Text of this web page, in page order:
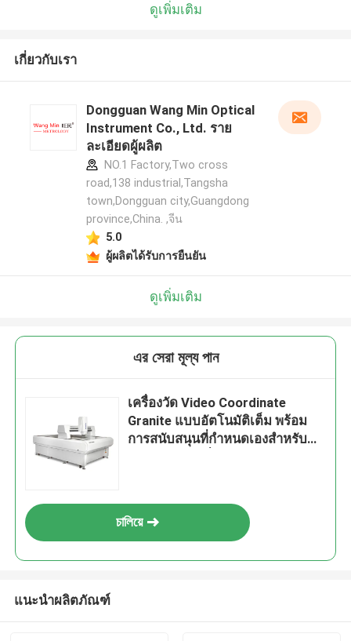
ดูเพิ่มเติม
เกี่ยวกับเรา
Dongguan Wang Min Optical
Instrument Co., Ltd. ราย
ละเอียดผู้ผลิต
NO.1 Factory,Two cross
road,138 industrial,Tangsha
town,Dongguan city,Guangdong
province,China. ,จีน
5.0
ผู้ผลิตได้รับการยืนยัน
ดูเพิ่มเติม
এর সেরা মূল্য পান
เครื่องวัด Video Coordinate
Granite แบบอัตโนมัติเต็ม พร้อม
การสนับสนุนที่กําหนดเองสําหรับ
চালিয়ে
แนะนำผลิตภัณฑ์